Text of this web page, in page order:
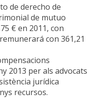
de derecho de
de mutuo
€ en 2011, con
con 361,21
2013 per als advocats
jurídica
recursos.